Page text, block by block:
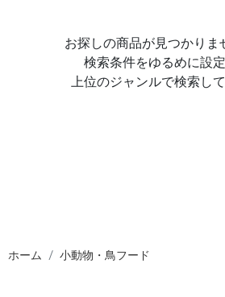
お探しの商品が見つかりま
検索条件をゆるめに設定
上位のジャンルで検索し
ホーム 小動物・鳥フード